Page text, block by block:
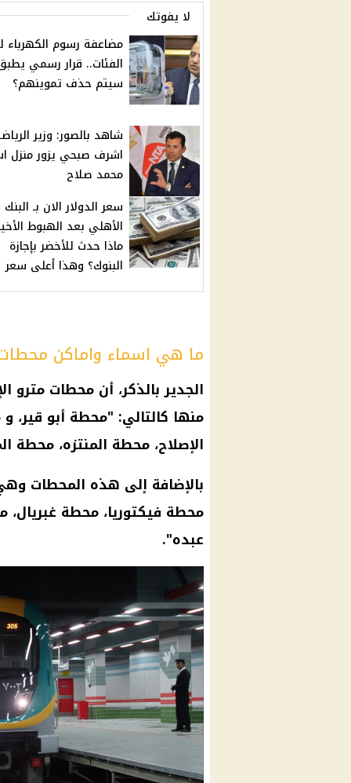
لا يفوتك
مضاعفة رسوم الكهرباء
الفئات.. قرار رسمي
سيتم حذف تموينهم؟
شاهد بالصور: وزير
اشرف صبحي يزور منزل
محمد صلاح
سعر الدولار الان بـ البنك
الأهلي بعد الهبوط
ماذا حدث للأخضر بإجازة
البنوك؟ وهذا أعلى سعر
ما هي اسماء واماكن محطات
الجدير بالذكر، أن محطات مترو
منها كالتالي: "محطة أبو
الإصلاح، محطة المنتزه، محطة
بالإضافة إلى هذه المحطات
محطة فيكتوريا، محطة
عبده".